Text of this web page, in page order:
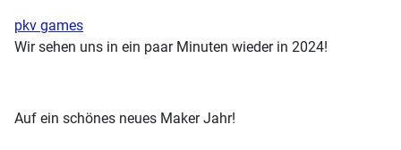
pkv games
Wir sehen uns in ein paar Minuten wieder in 2024!
Auf ein schönes neues Maker Jahr!